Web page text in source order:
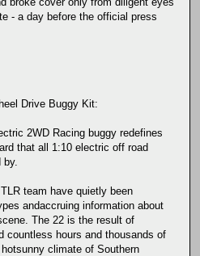
- a day before the official press
Drive Buggy Kit:
2WD Racing buggy redefines
that all 1:10 electric off road
team have quietly been
andaccruing information about
The 22 is the result of
countless hours and thousands of
climate of Southern